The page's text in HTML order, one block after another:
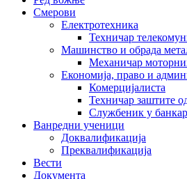
Смерови
Електротехника
Техничар
Машинство и обрада
Механичар
Економија, право и
Комерцијалиста
Техничар заштите
Службеник у
Ванредни ученици
Доквалификација
Преквалификација
Вести
Документа